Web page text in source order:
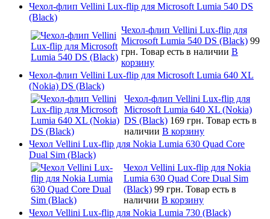
Чехол-флип Vellini Lux-flip для Microsoft Lumia 540 DS
(Black)
Чехол-флип Vellini Lux-flip для
Microsoft Lumia 540 DS (Black) 99
грн. Товар есть в наличии В
корзину
Чехол-флип Vellini Lux-flip для Microsoft Lumia 640 XL
(Nokia) DS (Black)
Чехол-флип Vellini Lux-flip для
Microsoft Lumia 640 XL (Nokia)
DS (Black) 169 грн. Товар есть в
наличии В корзину
Чехол Vellini Lux-flip для Nokia Lumia 630 Quad Core
Dual Sim (Black)
Чехол Vellini Lux-flip для Nokia
Lumia 630 Quad Core Dual Sim
(Black) 99 грн. Товар есть в
наличии В корзину
Чехол Vellini Lux-flip для Nokia Lumia 730 (Black)